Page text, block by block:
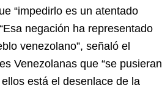
“impedirlo es un atentado
negación ha representado
venezolano”, señaló el
Venezolanas que “se pusieran
está el desenlace de la